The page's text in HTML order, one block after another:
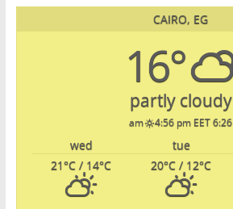
CAIRO, EG
16°
partly cloudy
6:26 am
4:56 pm EET
tue
wed
20°C / 12°C
21°C / 14°C